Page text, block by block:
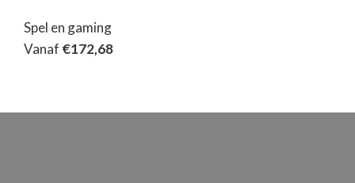
Spel en gaming
Vanaf €172,68